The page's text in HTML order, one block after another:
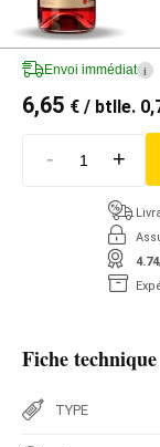
Envoi immédiat i
6,65 € / btlle.
- +
Fiche technique
TYPE